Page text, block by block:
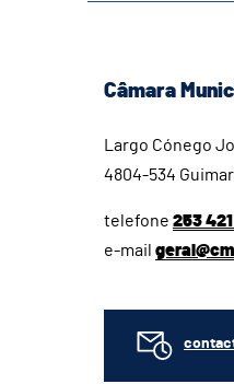
Câmara
Largo Cónego
4804-534
telefone 253
e-mail